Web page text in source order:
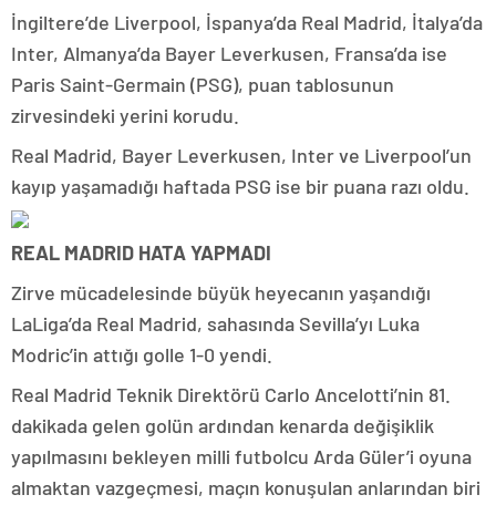
İngiltere’de Liverpool, İspanya’da Real Madrid, İtalya’da
Inter, Almanya’da Bayer Leverkusen, Fransa’da ise
Paris Saint-Germain (PSG), puan tablosunun
zirvesindeki yerini korudu.
Real Madrid, Bayer Leverkusen, Inter ve Liverpool’un
kayıp yaşamadığı haftada PSG ise bir puana razı oldu.
REAL MADRID HATA YAPMADI
Zirve mücadelesinde büyük heyecanın yaşandığı
LaLiga’da Real Madrid, sahasında Sevilla’yı Luka
Modric’in attığı golle 1-0 yendi.
Real Madrid Teknik Direktörü Carlo Ancelotti’nin 81.
dakikada gelen golün ardından kenarda değişiklik
yapılmasını bekleyen milli futbolcu Arda Güler’i oyuna
almaktan vazgeçmesi, maçın konuşulan anlarından biri